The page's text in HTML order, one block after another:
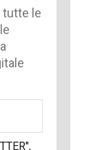
tutte le